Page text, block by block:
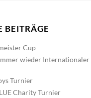
BEITRÄGE
Cup
wieder
Turnier
Charity Turnier